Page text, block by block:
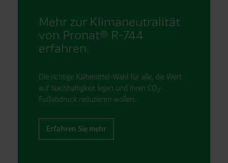
Mehr zur Klimaneutralität
von Pronat® R-744
erfahren.
Die richtige Kältemittel-Wahl für alle, die Wert
auf Nachhaltigkeit legen und ihren CO2-
Fußabdruck reduzieren wollen.
Erfahren Sie mehr